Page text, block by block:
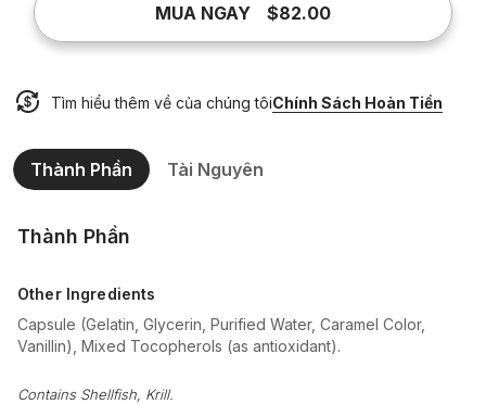
MUA NGAY $82.00
Tìm hiểu thêm về của chúng tôiChính Sách Hoàn Tiền
Thành Phần Tài Nguyên
Thành Phần
Other Ingredients
Capsule (Gelatin, Glycerin, Purified Water, Caramel Color,
Vanillin), Mixed Tocopherols (as antioxidant).
Contains Shellfish, Krill.